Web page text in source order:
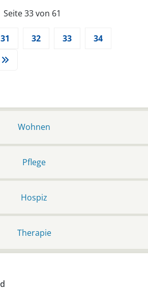
Seite 33 von 61
31 32 33
34
Wohnen
Pflege
Hospiz
Therapie